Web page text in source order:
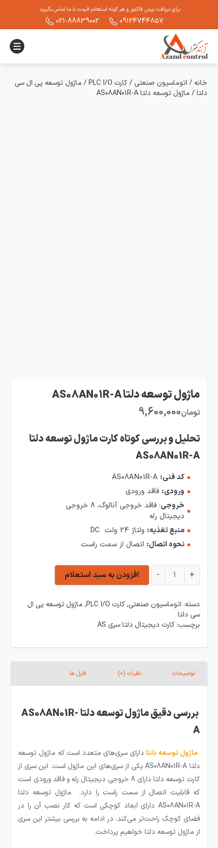
برای دریافت پیش فاکتور و هر گونه استعلام قیمت با ما تماس بگیرید.
09124744857
021-88839002
خانه / اتوماسیون صنعتی /کارت PLC I/O / ماژول توسعه پی ال سی
دلتا/ ماژول توسعه دلتا AS08AN01R-A
ماژول توسعه دلتا AS08AN01R-A
تومان9,600,000
تحلیل و بررسی کوتاه کارت ماژول توسعه دلتا
AS08AN01R-A
کد فنی: AS08AN01R-A
ورودی: فاقد ورودی
خروجی
: فاقد خروجی آنالوگ، 8 خروجی
دیجیتال رله
منبع تغذیه: ولتاژ 24 ولت DC
نحوه اتصال: اتصال از سمت راست
ماژول توسعه دلتا AS08AN01R-A عدد
+
- افزودن به سبد استعلام
دسته: اتوماسیون صنعتی,کارت PLC I/O , ماژول توسعه پی ال
سی دلتا
برچسب:کارت دیجیتال دلتا سری AS
توضیحات نظرات (0) فایل ها
بررسی دقیق ماژول توسعه دلتا AS08AN01R-
A
ماژول توسعه دلتا دارای سری‌های متعدد است که ماژول توسعه
دلتا AS08AN01R-A یکی از سری‌های این ماژول است. این سری از
کارت توسعه دلتا دارای 8 خروجی دیجیتال رله و فاقد ورودی است
که قابلیت اتصال از سمت راست را دارد. ماژول توسعه دلتا
AS08AN01R-A دارای ابعاد کوچکی است که کار نصب آن را در
فضای کوچک راحت‌تر می‌کند. در ادامه به بررسی بیشتر این سری
از ماژول توسعه دلتا خواهیم پرداخت.